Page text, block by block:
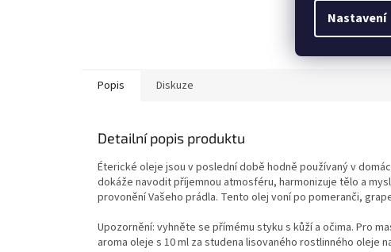
Nastavení
Popis Diskuze
Detailní popis produktu
Éterické oleje jsou v poslední době hodně používaný v
dokáže navodit příjemnou atmosféru, harmonizuje tělo a
provonění Vašeho prádla. Tento olej voní po pomeranči,
Upozornění: vyhněte se přímému styku s kůží a očima. Pro
aroma oleje s 10 ml za studena lisovaného rostlinného oleje